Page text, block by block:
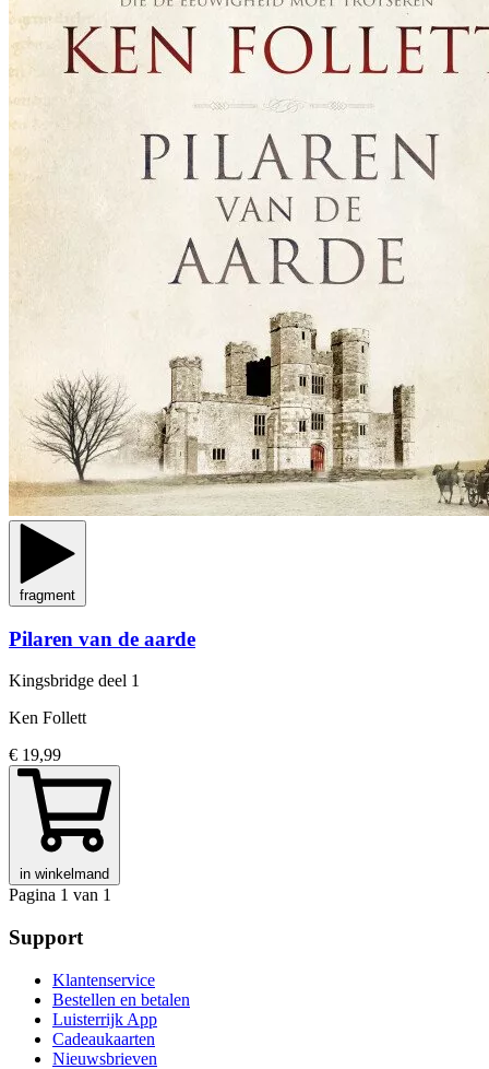
fragment
Pilaren van de aarde
Kingsbridge deel 1
Ken Follett
€ 19,99
in winkelmand
Pagina 1 van 1
Support
Klantenservice
Bestellen en betalen
Luisterrijk App
Cadeaukaarten
Nieuwsbrieven